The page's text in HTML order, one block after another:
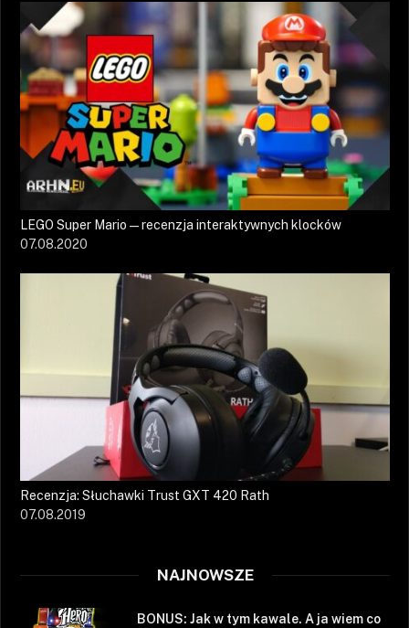
LEGO Super Mario — recenzja interaktywnych klocków
07.08.2020
Recenzja: Słuchawki Trust GXT 420 Rath
07.08.2019
NAJNOWSZE
BONUS: Jak w tym kawale. A ja wiem co